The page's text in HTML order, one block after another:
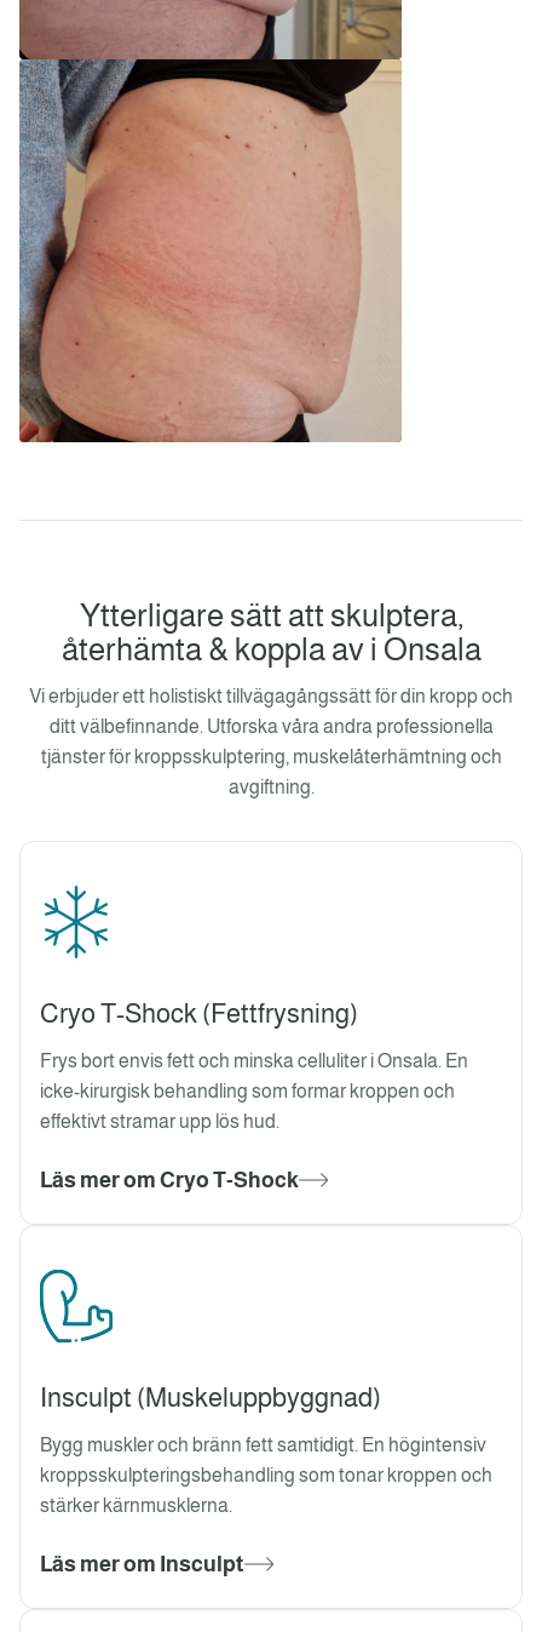
Ytterligare sätt att skulptera,
återhämta & koppla av i Onsala
Vi erbjuder ett holistiskt tillvägagångssätt för din kropp och
ditt välbefinnande. Utforska våra andra professionella
tjänster för kroppsskulptering, muskelåterhämtning och
avgiftning.
Cryo T-Shock (Fettfrysning)
Frys bort envis fett och minska celluliter i Onsala. En
icke-kirurgisk behandling som formar kroppen och
effektivt stramar upp lös hud.
Läs mer om Cryo T-Shock
Insculpt (Muskeluppbyggnad)
Bygg muskler och bränn fett samtidigt. En högintensiv
kroppsskulpteringsbehandling som tonar kroppen och
stärker kärnmusklerna.
Läs mer om Insculpt